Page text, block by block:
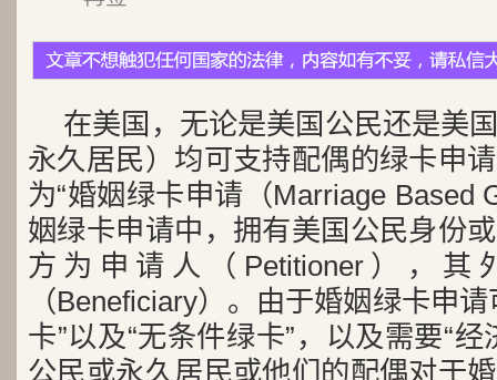
在美国，无论是美国公民还是美
永久居民）均可支持配偶的绿卡申
为“婚姻绿卡申请（Marriage Based
姻绿卡申请中，拥有美国公民身份
方为申请人（Petitioner），其
（Beneficiary）。由于婚姻绿卡申
卡”以及“无条件绿卡”，以及需要“
公民或永久居民或他们的配偶对于